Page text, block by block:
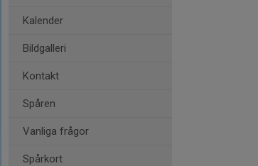
Kalender
Bildgalleri
Kontakt
Spåren
Vanliga frågor
Spårkort